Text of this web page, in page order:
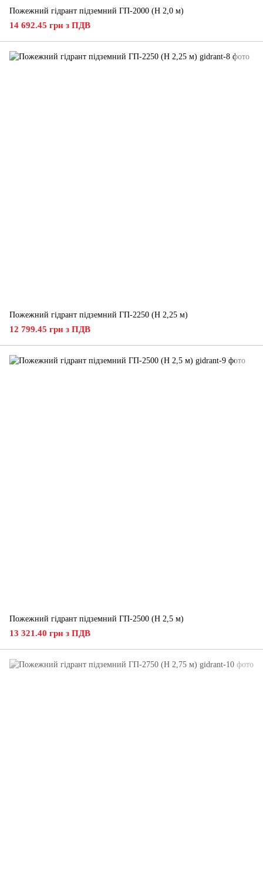
Пожежний гідрант підземний ГП-2000 (H 2,0 м)
14 692.45 грн з ПДВ
Пожежний гідрант підземний ГП-2250 (H 2,25 м)
12 799.45 грн з ПДВ
Пожежний гідрант підземний ГП-2500 (H 2,5 м)
13 321.40 грн з ПДВ